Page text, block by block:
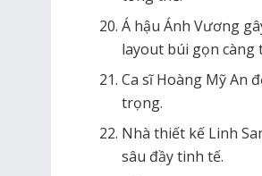
Á hậu Ánh Vương
layout búi gọn càng
Ca sĩ Hoàng Mỹ An
trọng.
Nhà thiết kế Linh
sâu đầy tinh tế.